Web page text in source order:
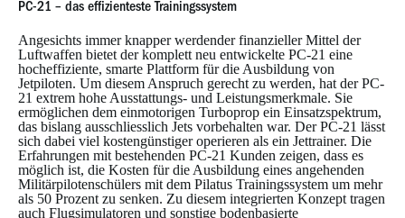
PC-21 – das effizienteste Trainingssystem
Angesichts immer knapper werdender finanzieller Mittel der
Luftwaffen bietet der komplett neu entwickelte PC-21 eine
hocheffiziente, smarte Plattform für die Ausbildung von
Jetpiloten. Um diesem Anspruch gerecht zu werden, hat der PC-
21 extrem hohe Ausstattungs- und Leistungsmerkmale. Sie
ermöglichen dem einmotorigen Turboprop ein Einsatzspektrum,
das bislang ausschliesslich Jets vorbehalten war. Der PC-21 lässt
sich dabei viel kostengünstiger operieren als ein Jettrainer. Die
Erfahrungen mit bestehenden PC-21 Kunden zeigen, dass es
möglich ist, die Kosten für die Ausbildung eines angehenden
Militärpilotenschülers mit dem Pilatus Trainingssystem um mehr
als 50 Prozent zu senken. Zu diesem integrierten Konzept tragen
auch Flugsimulatoren und sonstige bodenbasierte